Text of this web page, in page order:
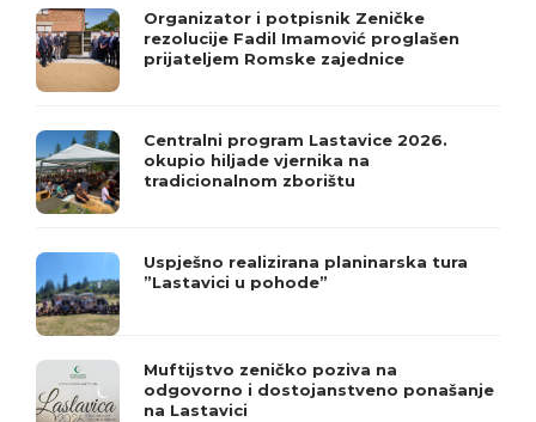
Organizator i potpisnik Zeničke
rezolucije Fadil Imamović proglašen
prijateljem Romske zajednice
Centralni program Lastavice 2026.
okupio hiljade vjernika na
tradicionalnom zborištu
Uspješno realizirana planinarska tura
”Lastavici u pohode”
Muftijstvo zeničko poziva na
odgovorno i dostojanstveno ponašanje
na Lastavici